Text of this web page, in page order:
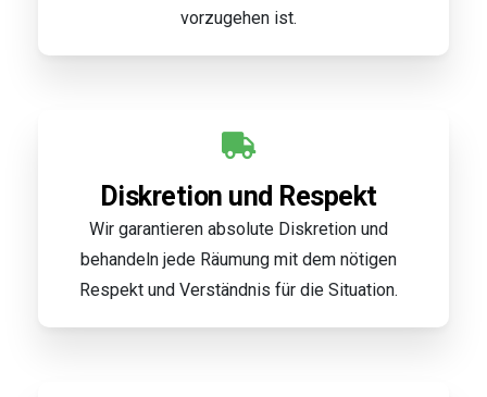
vorzugehen ist.
Diskretion und Respekt
Wir garantieren absolute Diskretion und
behandeln jede Räumung mit dem nötigen
Respekt und Verständnis für die Situation.